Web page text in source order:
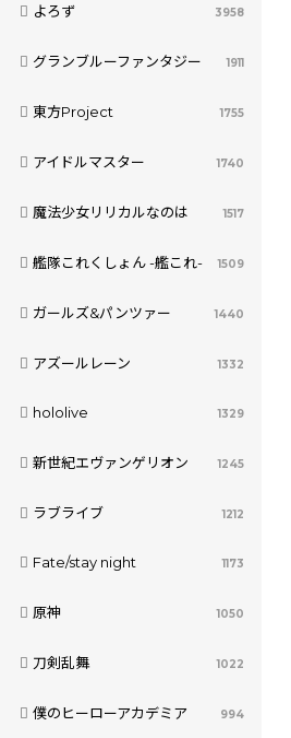
よろず 3958
グランブルーファンタジー 1911
東方Project 1755
アイドルマスター 1740
魔法少女リリカルなのは 1517
艦隊これくしょん -艦これ- 1509
ガールズ&パンツァー 1440
アズールレーン 1332
hololive 1329
新世紀エヴァンゲリオン 1245
ラブライブ 1212
Fate/stay night 1173
原神 1050
刀剣乱舞 1022
僕のヒーローアカデミア 994